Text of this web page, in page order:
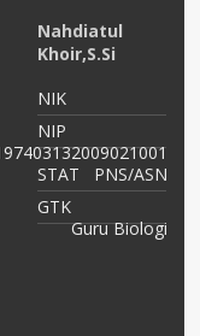
Nahdiatul
Khoir,S.Si
NIK
NIP
STAT
PNS/ASN
GTK
Guru Biologi